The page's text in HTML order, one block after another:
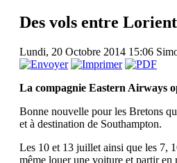
Des vols entre
Lundi, 20 Octobre 2014 15:06
La compagnie Eastern Airways
Bonne nouvelle pour les Bretons
et à destination de Southampton.
Les 10 et 13 juillet ainsi que les 7,
même louer une voiture et partir